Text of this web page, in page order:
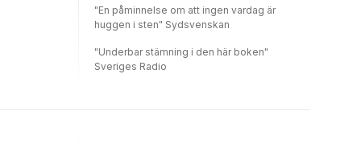
"En påminnelse om att ingen vardag är
huggen i sten" Sydsvenskan
"Underbar stämning i den här boken"
Sveriges Radio